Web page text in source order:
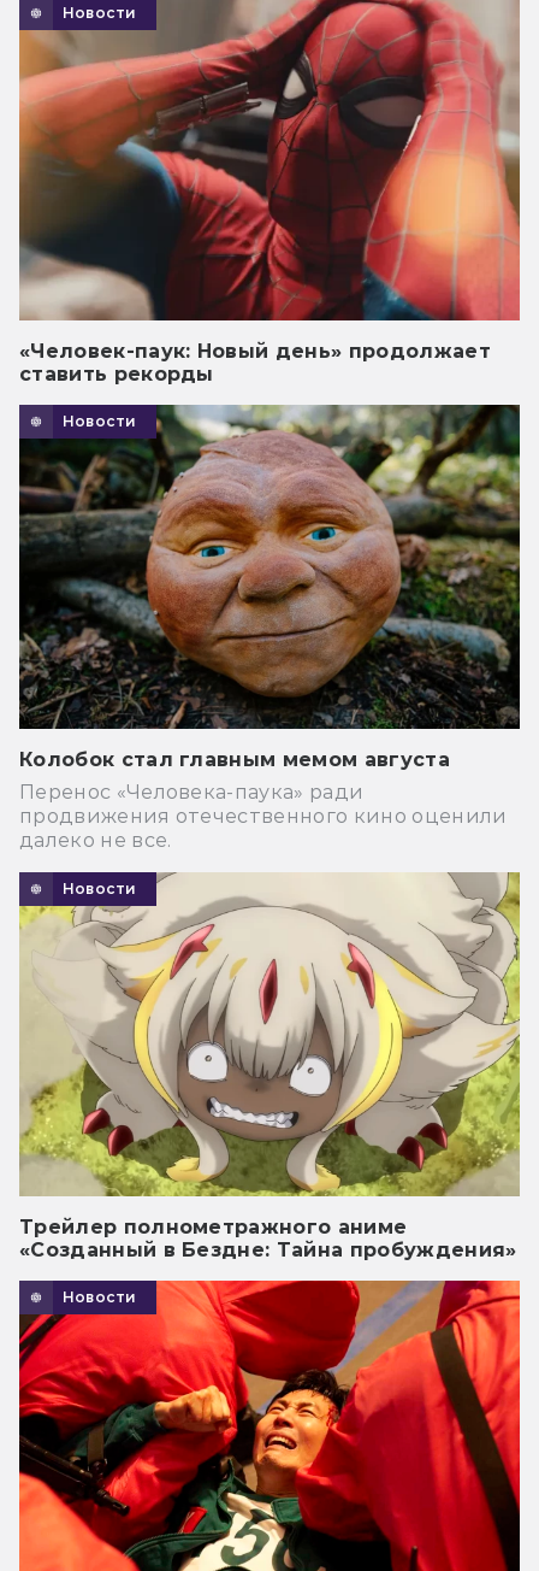
Новости
«Человек-паук: Новый день» продолжает
ставить рекорды
Новости
Колобок стал главным мемом августа
Перенос «Человека-паука» ради
продвижения отечественного кино оценили
далеко не все.
Новости
Трейлер полнометражного аниме
«Созданный в Бездне: Тайна пробуждения»
Новости